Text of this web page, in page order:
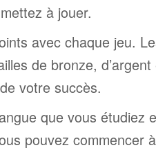
à jouer.
avec chaque jeu.
de bronze,
votre succès.
que vous étudiez
pouvez commencer